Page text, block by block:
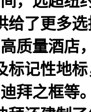
给了更多
质量酒店
标记性地
拜之框